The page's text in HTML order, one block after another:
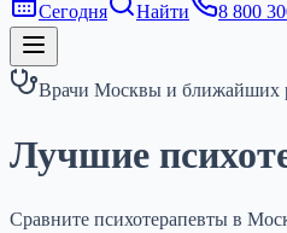
Сегодня
Найти 8 800
Врачи Москвы и ближайших
Лучшие
Сравните психотерапевты в